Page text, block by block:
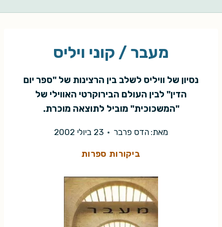
מעבר / קוני ויליס
נסיון של וויליס לשלב בין הרצינות של "ספר יום
הדין" לבין העולם הבירוקרטי האווילי של
"המשכוכית" מוביל לתוצאה מוכרת.
מאת: הדס פרבר 23 ביולי 2002
ביקורות ספרות